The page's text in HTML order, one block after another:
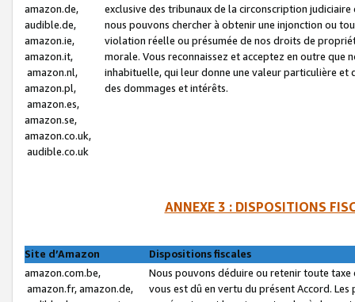
amazon.de,
audible.de,
amazon.ie,
amazon.it,
amazon.nl,
amazon.pl,
amazon.es,
amazon.se,
amazon.co.uk,
audible.co.uk
exclusive des tribunaux de la circonscription
nous pouvons chercher à obtenir une injonction ou
violation réelle ou présumée de nos droits de
morale. Vous reconnaissez et acceptez en outre que
inhabituelle, qui leur donne une valeur particulière
des dommages et intérêts.
ANNEXE 3 : DISPOSITIONS
Site d’Amazon
Dispositions fiscales
amazon.com.be,
amazon.fr, amazon.de,
Nous pouvons déduire ou retenir toute
vous est dû en vertu du présent Accord.